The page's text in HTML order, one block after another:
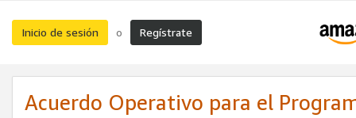
Inicio de sesión o Regístrate
Acuerdo Operativo para el